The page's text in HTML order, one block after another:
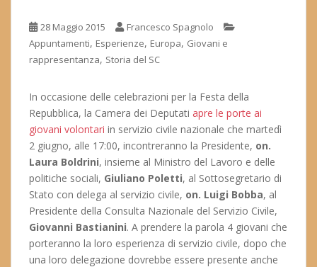
28 Maggio 2015
Francesco Spagnolo
Appuntamenti, Esperienze, Europa, Giovani e
rappresentanza, Storia del SC
In occasione delle celebrazioni per la Festa della
Repubblica, la Camera dei Deputati apre le porte ai
giovani volontari in servizio civile nazionale che martedì
2 giugno, alle 17:00, incontreranno la Presidente, on.
Laura Boldrini, insieme al Ministro del Lavoro e delle
politiche sociali, Giuliano Poletti, al Sottosegretario di
Stato con delega al servizio civile, on. Luigi Bobba, al
Presidente della Consulta Nazionale del Servizio Civile,
Giovanni Bastianini. A prendere la parola 4 giovani che
porteranno la loro esperienza di servizio civile, dopo che
una loro delegazione dovrebbe essere presente anche